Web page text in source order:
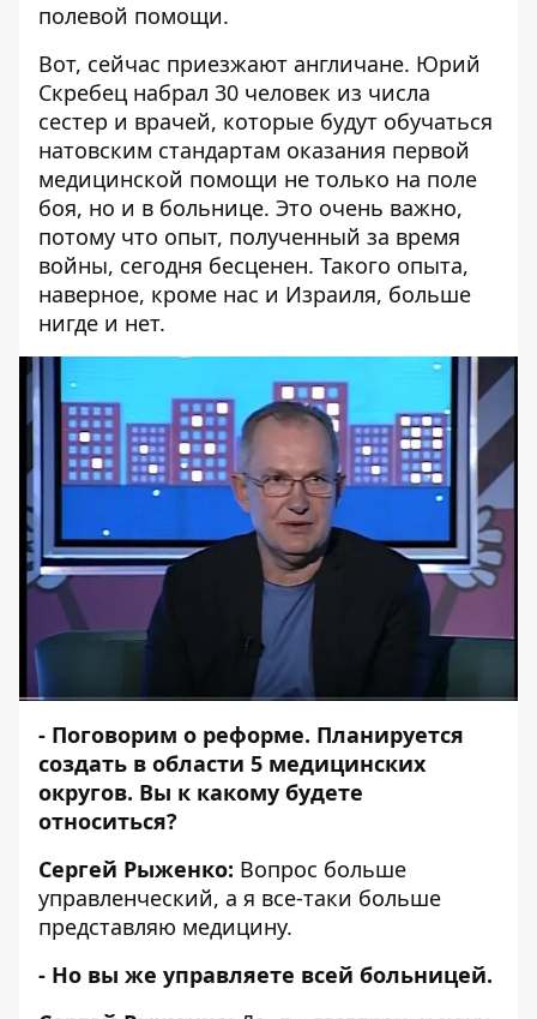
полевой помощи.
Вот, сейчас приезжают англичане. Юрий
Скребец набрал 30 человек из числа
сестер и врачей, которые будут обучаться
натовским стандартам оказания первой
медицинской помощи не только на поле
боя, но и в больнице. Это очень важно,
потому что опыт, полученный за время
войны, сегодня бесценен. Такого опыта,
наверное, кроме нас и Израиля, больше
нигде и нет.
- Поговорим о реформе. Планируется
создать в области 5 медицинских
округов. Вы к какому будете
относиться?
Сергей Рыженко: Вопрос больше
управленческий, а я все-таки больше
представляю медицину.
- Но вы же управляете всей больницей.